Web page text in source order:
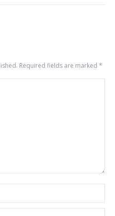
Required fields are marked *